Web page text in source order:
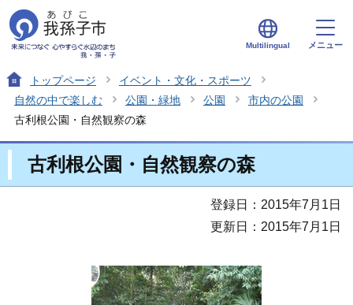
Multilingual メニュー
トップページ
イベント・文化・スポーツ
自然の中で楽しむ
公園・緑地 公園
市内の公園
古利根公園・自然観察の森
古利根公園・自然観察の森
登録日：2015年7月1日
更新日：2015年7月1日